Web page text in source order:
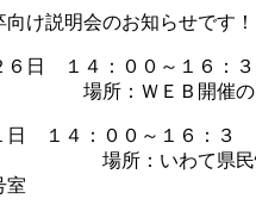
向け説明会のお知らせです！
６日 １４：００～１６：３
ＷＥＢ開催のた
日 １４：００～１６：３
いわて県民情報
室